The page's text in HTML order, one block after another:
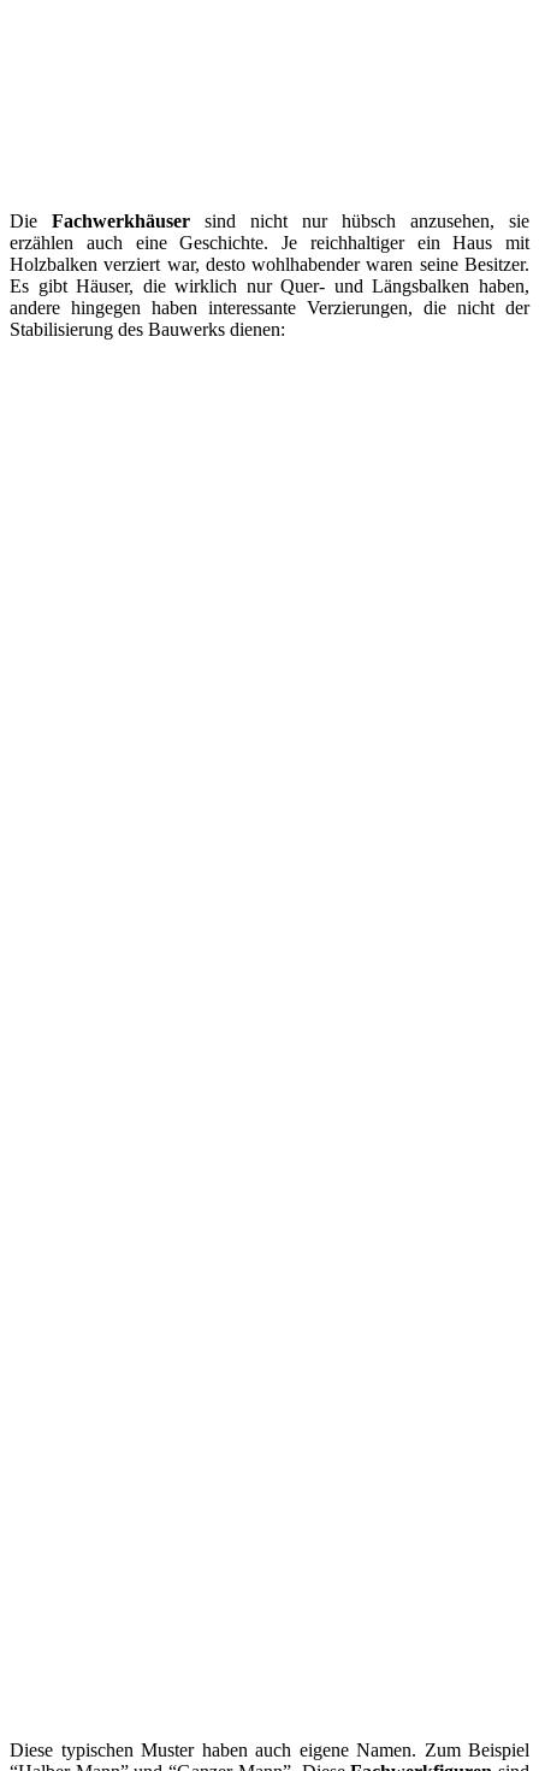
Die Fachwerkhäuser sind nicht nur hübsch anzusehen, sie
erzählen auch eine Geschichte. Je reichhaltiger ein Haus mit
Holzbalken verziert war, desto wohlhabender waren seine Besitzer.
Es gibt Häuser, die wirklich nur Quer- und Längsbalken haben,
andere hingegen haben interessante Verzierungen, die nicht der
Stabilisierung des Bauwerks dienen:
Diese typischen Muster haben auch eigene Namen. Zum Beispiel